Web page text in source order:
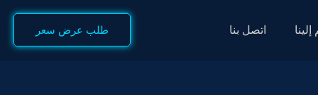
اتصل بنا طلب عرض سعر